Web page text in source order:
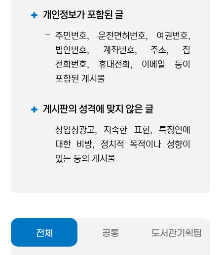
개인정보가 포함된 글
주민번호, 운전면허번호, 여권번호,
법인번호, 계좌번호, 주소, 집
전화번호, 휴대전화, 이메일 등이
포함된 게시물
게시판의 성격에 맞지 않은 글
상업성광고, 저속한 표현, 특정인에
대한 비방, 정치적 목적이나 성향이
있는 등의 게시물
전체 공통 도서관기획팀